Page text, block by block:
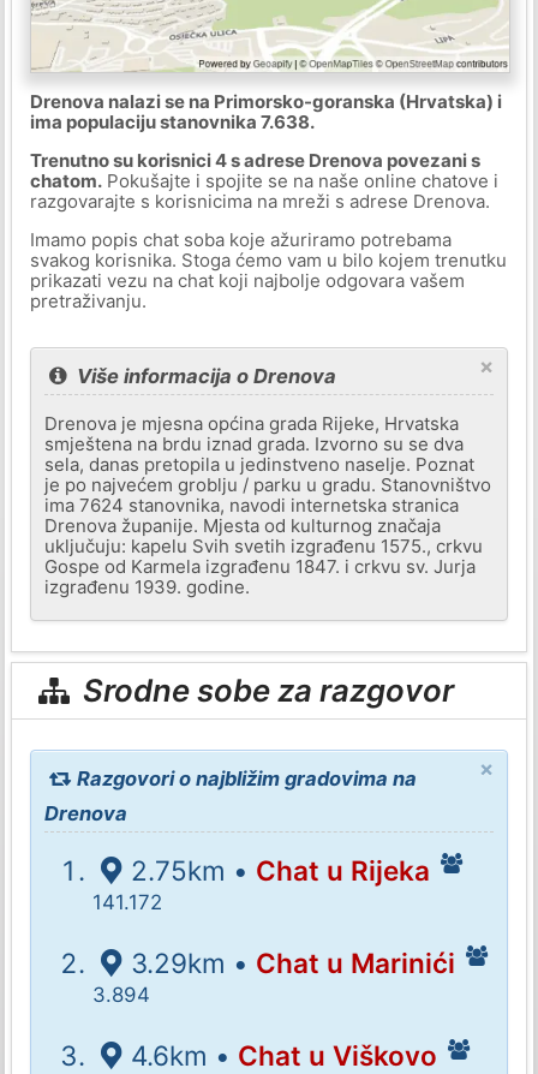
Drenova nalazi se na Primorsko-goranska (Hrvatska) i
ima populaciju stanovnika 7.638.
Trenutno su korisnici 4 s adrese Drenova povezani s
chatom.Pokušajte i spojite se na naše online chatove i
razgovarajte s korisnicima na mreži s adrese Drenova.
Imamo popis chat soba koje ažuriramo potrebama
svakog korisnika. Stoga ćemo vam u bilo kojem trenutku
prikazati vezu na chat koji najbolje odgovara vašem
pretraživanju.
×
Više informacija o Drenova
Drenova je mjesna općina grada Rijeke, Hrvatska
smještena na brdu iznad grada. Izvorno su se dva
sela, danas pretopila u jedinstveno naselje. Poznat
je po najvećem groblju / parku u gradu. Stanovništvo
ima 7624 stanovnika, navodi internetska stranica
Drenova županije. Mjesta od kulturnog značaja
uključuju: kapelu Svih svetih izgrađenu 1575., crkvu
Gospe od Karmela izgrađenu 1847. i crkvu sv. Jurja
izgrađenu 1939. godine.
Srodne sobe za razgovor
×
Razgovori o najbližim gradovima na
Drenova
2.75km • Chat u Rijeka
141.172
3.29km • Chat u Marinići
3.894
4.6km • Chat u Viškovo